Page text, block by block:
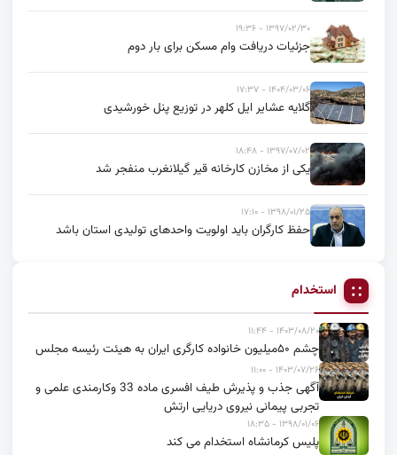
۱۳۹۷/۰۲/۳۰ - ۱۹:۳۶
جزئیات دریافت وام مسکن برای بار دوم
۱۴۰۴/۰۳/۰۶ - ۱۷:۳۷
گلایه عشایر ایل کلهر در توزیع پنل خورشیدی
۱۳۹۷/۰۷/۰۲ - ۱۸:۴۸
یکی از مخازن کارخانه قیر گیلانغرب منفجر شد
۱۳۹۸/۰۱/۲۵ - ۱۷:۱۰
حفظ کارگران باید اولویت واحدهای تولیدی استان باشد
استخدام
۱۴۰۳/۰۸/۲۰ - ۱۱:۴۴
چشم ۵۰میلیون خانواده کارگری ایران به هیئت رئیسه مجلس
۱۴۰۳/۰۷/۲۶ - ۱۱:۰۰
آگهی جذب و پذیرش طیف افسری ماده 33 وکارمندی علمی و
تجربی پیمانی نیروی دریایی ارتش
۱۳۹۸/۰۱/۰۶ - ۱۸:۳۵
پلیس کرمانشاه استخدام می کند